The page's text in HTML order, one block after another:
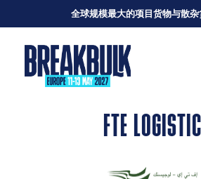
全球规模最大的项目货物与散
FTE